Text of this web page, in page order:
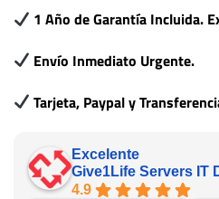
1 Año de Garantía Incluida.
Envío Inmediato Urgente.
Tarjeta, Paypal y
Excelente
Give1Life Servers IT
4.9